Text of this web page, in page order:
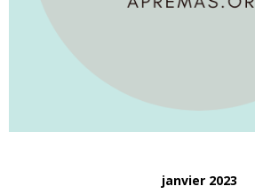
janvier 2023